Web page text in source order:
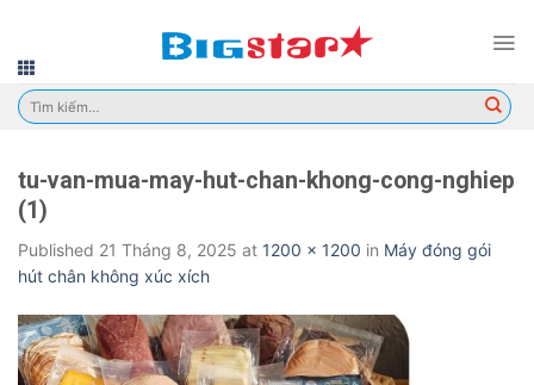
content
Tìm
kiếm:
tu-van-mua-may-hut-chan-khong-cong-nghiep
(1)
Published 21 Tháng 8, 2025 at 1200 × 1200 in Máy đóng gói
hút chân không xúc xích